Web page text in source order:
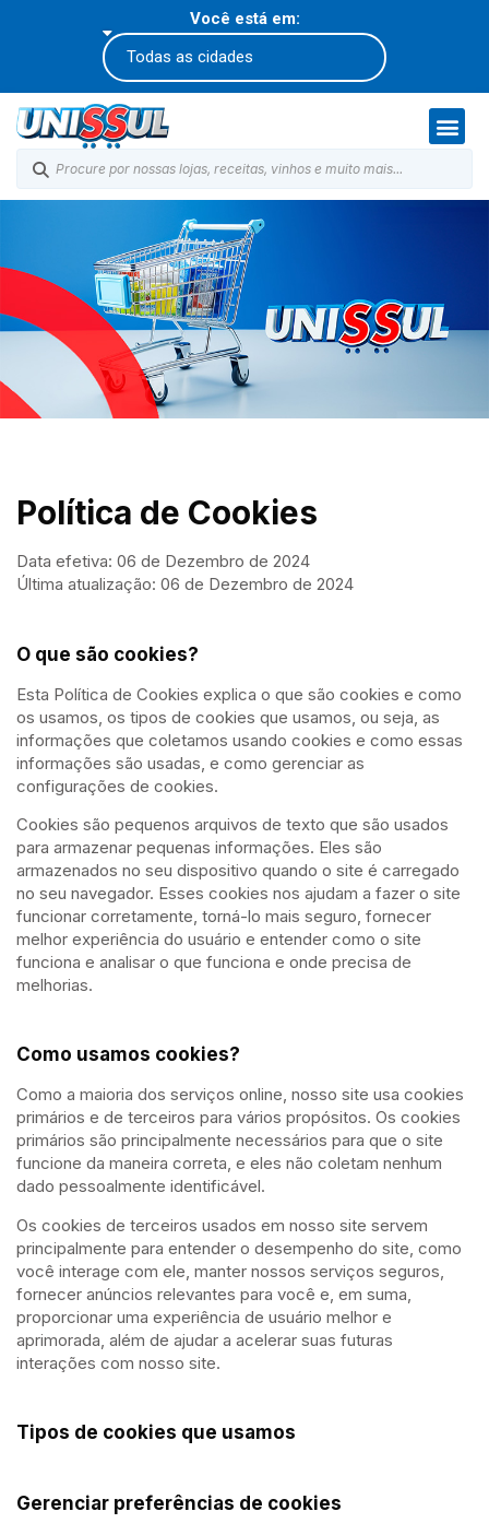
Você está em:
Política de Privacidade
Política de Cookies
Data efetiva: 06 de Dezembro de 2024
Última atualização: 06 de Dezembro de 2024
O que são cookies?
Esta Política de Cookies explica o que são cookies e como
os usamos, os tipos de cookies que usamos, ou seja, as
informações que coletamos usando cookies e como essas
informações são usadas, e como gerenciar as
configurações de cookies.
Cookies são pequenos arquivos de texto que são usados
para armazenar pequenas informações. Eles são
armazenados no seu dispositivo quando o site é carregado
no seu navegador. Esses cookies nos ajudam a fazer o site
funcionar corretamente, torná-lo mais seguro, fornecer
melhor experiência do usuário e entender como o site
funciona e analisar o que funciona e onde precisa de
melhorias.
Como usamos cookies?
Como a maioria dos serviços online, nosso site usa cookies
primários e de terceiros para vários propósitos. Os cookies
primários são principalmente necessários para que o site
funcione da maneira correta, e eles não coletam nenhum
dado pessoalmente identificável.
Os cookies de terceiros usados em nosso site servem
principalmente para entender o desempenho do site, como
você interage com ele, manter nossos serviços seguros,
fornecer anúncios relevantes para você e, em suma,
proporcionar uma experiência de usuário melhor e
aprimorada, além de ajudar a acelerar suas futuras
interações com nosso site.
Tipos de cookies que usamos
Gerenciar preferências de cookies